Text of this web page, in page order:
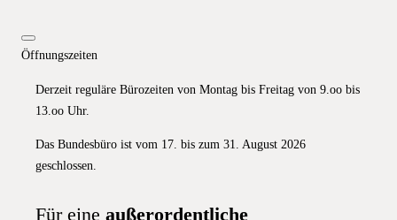
Öffnungszeiten
Derzeit reguläre Bürozeiten von Montag bis Freitag von 9.oo bis
13.oo Uhr.
Das Bundesbüro ist vom 17. bis zum 31. August 2026
geschlossen.
Für eine außerordentliche